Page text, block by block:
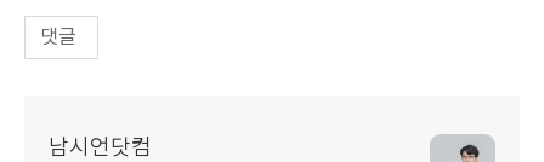
댓글
남시언닷컴